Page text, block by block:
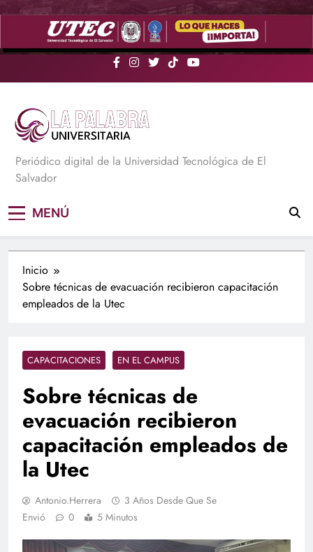
Saltar
La Palabra Universitaria
Periódico digital de la Universidad Tecnológica de El
Salvador
MENÚ
Inicio
Sobre técnicas de evacuación recibieron capacitación
empleados de la Utec
CAPACITACIONES EN EL CAMPUS
Sobre técnicas de
evacuación recibieron
capacitación empleados de
la Utec
Antonio.herrera
3 Años Desde Que Se
Envió
0 5 Minutos